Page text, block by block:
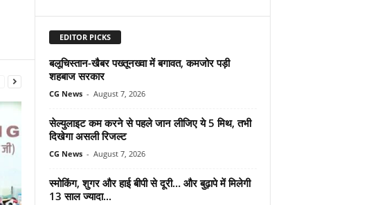
EDITOR PICKS
बलूचिस्तान-खैबर पख्तूनख्वा में बगावत, कमजोर पड़ी
शहबाज सरकार
CG News - August 7, 2026
सेल्युलाइट कम करने से पहले जान लीजिए ये 5 मिथ, तभी
दिखेगा असली रिजल्ट
CG News - August 7, 2026
स्मोकिंग, शुगर और हाई बीपी से दूरी… और बुढ़ापे में मिलेगी
13 साल ज्यादा...